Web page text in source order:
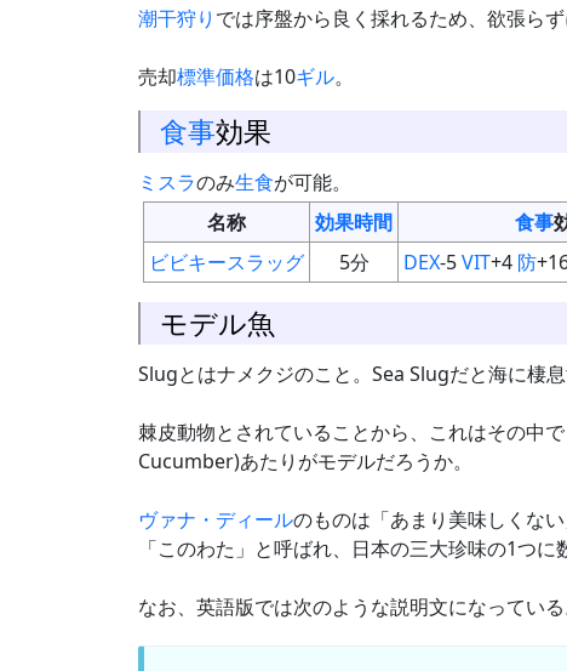
潮干狩り では序盤から良く採れるため、欲張ら
売却標準価格は10ギル。
食事効果
ミスラのみ生食が可能。
名称
効果時間 食事
ビビキースラッグ
5分 DEX-5VIT+4 防
モデル魚
Slugとはナメクジのこと。Sea Slugだと海に棲
棘皮動物とされていることから、これはその中
Cucumber)あたりがモデルだろうか。
ヴァナ・ディールのものは「あまり美味しくな
「このわた」と呼ばれ、日本の三大珍味の1つ
なお、英語版では次のような説明文になっている